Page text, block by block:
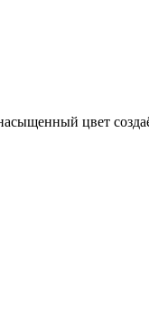
цвет